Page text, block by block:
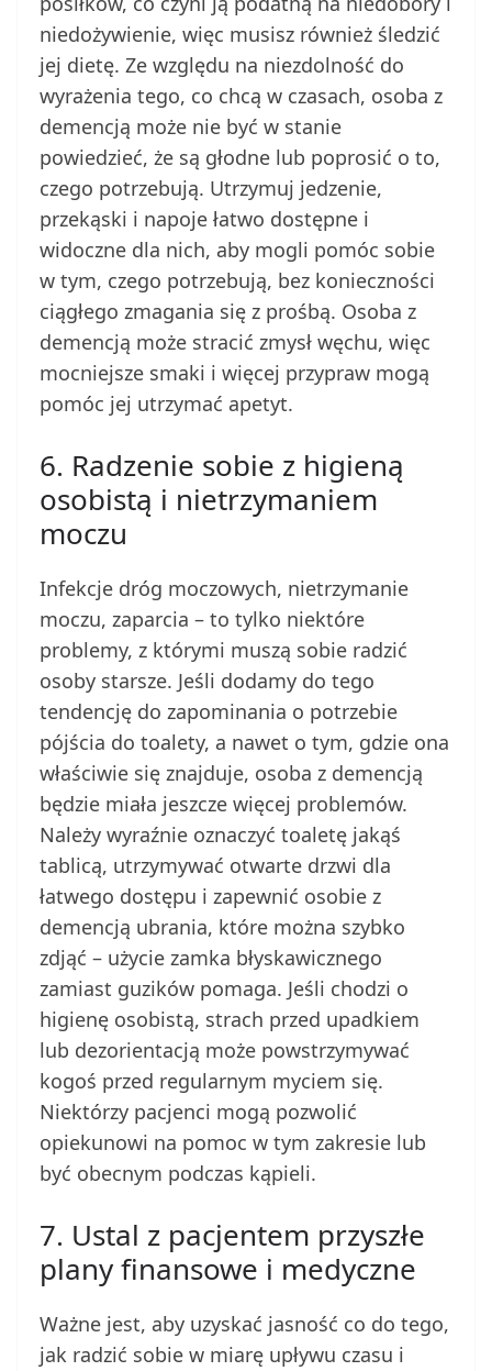
niedożywienie, więc musisz również śledzić
jej dietę. Ze względu na niezdolność do
wyrażenia tego, co chcą w czasach, osoba z
demencją może nie być w stanie
powiedzieć, że są głodne lub poprosić o to,
czego potrzebują. Utrzymuj jedzenie,
przekąski i napoje łatwo dostępne i
widoczne dla nich, aby mogli pomóc sobie
w tym, czego potrzebują, bez konieczności
ciągłego zmagania się z prośbą. Osoba z
demencją może stracić zmysł węchu, więc
mocniejsze smaki i więcej przypraw mogą
pomóc jej utrzymać apetyt.
6. Radzenie sobie z higieną
osobistą i nietrzymaniem
moczu
Infekcje dróg moczowych, nietrzymanie
moczu, zaparcia – to tylko niektóre
problemy, z którymi muszą sobie radzić
osoby starsze. Jeśli dodamy do tego
tendencję do zapominania o potrzebie
pójścia do toalety, a nawet o tym, gdzie ona
właściwie się znajduje, osoba z demencją
będzie miała jeszcze więcej problemów.
Należy wyraźnie oznaczyć toaletę jakąś
tablicą, utrzymywać otwarte drzwi dla
łatwego dostępu i zapewnić osobie z
demencją ubrania, które można szybko
zdjąć – użycie zamka błyskawicznego
zamiast guzików pomaga. Jeśli chodzi o
higienę osobistą, strach przed upadkiem
lub dezorientacją może powstrzymywać
kogoś przed regularnym myciem się.
Niektórzy pacjenci mogą pozwolić
opiekunowi na pomoc w tym zakresie lub
być obecnym podczas kąpieli.
7. Ustal z pacjentem przyszłe
plany finansowe i medyczne
Ważne jest, aby uzyskać jasność co do tego,
jak radzić sobie w miarę upływu czasu i